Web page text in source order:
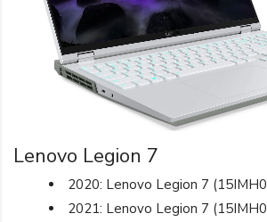
Lenovo Legion 7
2020: Lenovo Legion 7
2021: Lenovo Legion 7